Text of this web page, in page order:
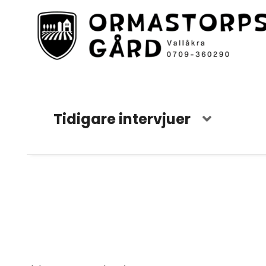
Tidigare intervjuer